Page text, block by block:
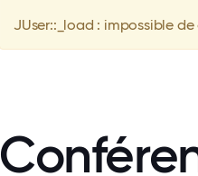
JUser::_load : impossible